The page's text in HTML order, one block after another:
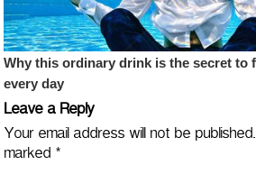
Leave a Reply
Your email address will not be published.
marked *